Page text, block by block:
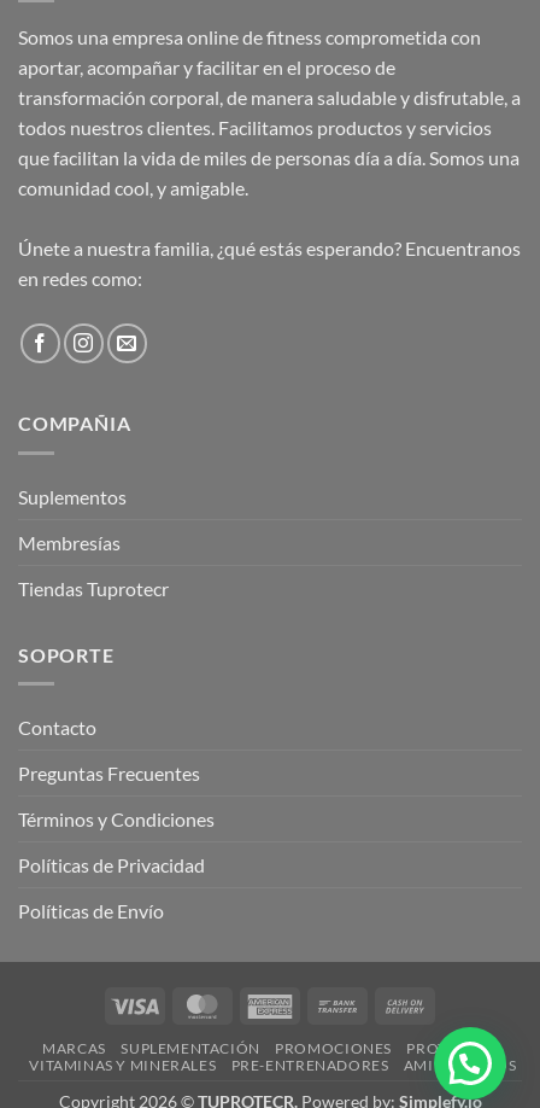
Somos una empresa online de fitness comprometida con
aportar, acompañar y facilitar en el proceso de
transformación corporal, de manera saludable y disfrutable, a
todos nuestros clientes. Facilitamos productos y servicios
que facilitan la vida de miles de personas día a día. Somos una
comunidad cool, y amigable.
Únete a nuestra familia, ¿qué estás esperando? Encuentranos
en redes como:
COMPAÑIA
Suplementos
Membresías
Tiendas Tuprotecr
SOPORTE
Contacto
Preguntas Frecuentes
Términos y Condiciones
Políticas de Privacidad
Políticas de Envío
Visa MasterCardAmerican
Bank
On
Delivery
MARCAS SUPLEMENTACIÓN PROMOCIONES
PROTEÍNAS
VITAMINAS Y MINERALES
PRE-ENTRENADORES AMINOÁCIDOS
Copyright 2026 ©TUPROTECR. Powered by: Simplefy.io